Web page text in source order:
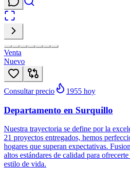
Venta
Nuevo
Consultar precio 1955 hoy
Departamento en Surquillo
Nuestra trayectoria se define por la
21 proyectos entregados, hemos
hogares que superan expectativas.
altos estándares de calidad para
estilo de vida.